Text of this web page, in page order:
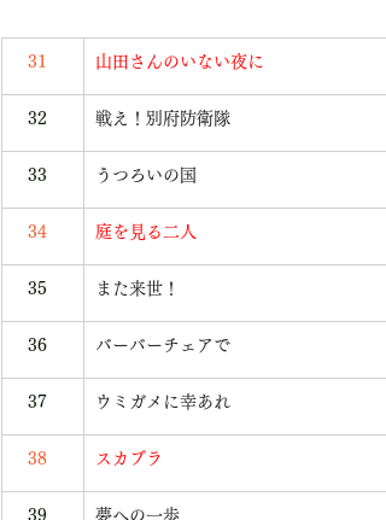
   31
山田さんのいない夜に
   32
戦え！別府防衛隊
   33
うつろいの国
   34
庭を見る二人
   35
また来世！
   36
バーバーチェアで
   37
ウミガメに幸あれ
   38
スカブラ
   39
夢への一歩